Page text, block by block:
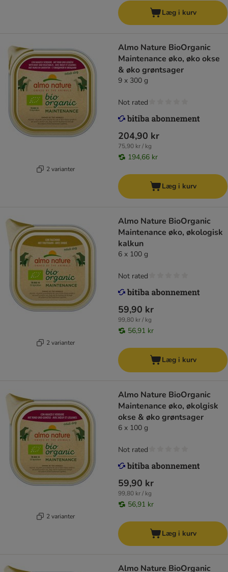
Læg i kurv
2 varianter
Almo Nature BioOrganic
Maintenance øko, øko okse
& øko grøntsager
9 x 300 g
204,90 kr
75,90 kr / kg
194,66 kr
Not rated
Læg i kurv
2 varianter
Almo Nature BioOrganic
Maintenance øko, økologisk
kalkun
6 x 100 g
59,90 kr
99,80 kr / kg
56,91 kr
Not rated
Læg i kurv
2 varianter
Almo Nature BioOrganic
Maintenance øko, økolgisk
okse & øko grøntsager
6 x 100 g
59,90 kr
99,80 kr / kg
56,91 kr
Not rated
Læg i kurv
Almo Nature BioOrganic